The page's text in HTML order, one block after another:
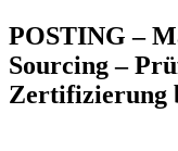
POSTING –
Sourcing –
Zertifizierung